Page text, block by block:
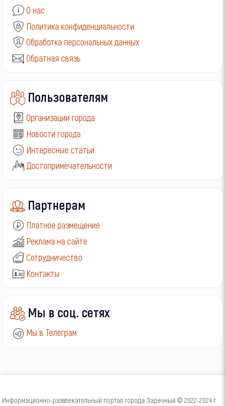
О нас
Политика конфиденциальности
Обработка персональных данных
Обратная связь
Пользователям
Организации города
Новости города
Интересные статьи
Достопримечательности
Партнерам
Платное размещение
Реклама на сайте
Сотрудничество
Контакты
Мы в соц. сетях
Мы в Телеграм
Информационно-развлекательный портал города Заречный © 2022-2024 г.